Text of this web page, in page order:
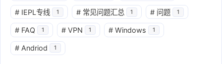
# IEPL专线 1 # 常见问题汇总 1 # 问题 1
# FAQ 1 # VPN 1 # Windows 1
# Andriod 1